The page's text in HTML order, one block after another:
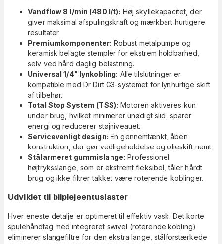
Vandflow 8 l/min (480 l/t): Høj skyllekapacitet, der
giver maksimal afspulingskraft og mærkbart hurtigere
resultater.
Premiumkomponenter: Robust metalpumpe og
keramisk belagte stempler for ekstrem holdbarhed,
selv ved hård daglig belastning.
Universal 1/4" lynkobling: Alle tilslutninger er
kompatible med Dr Dirt G3-systemet for lynhurtige skift
af tilbehør.
Total Stop System (TSS): Motoren aktiveres kun
under brug, hvilket minimerer unødigt slid, sparer
energi og reducerer støjniveauet.
Servicevenligt design: En gennemtænkt, åben
konstruktion, der gør vedligeholdelse og olieskift nemt.
Stålarmeret gummislange: Professionel
højtryksslange, som er ekstremt fleksibel, tåler hårdt
brug og ikke filtrer takket være roterende koblinger.
Udviklet til bilplejeentusiaster
Hver eneste detalje er optimeret til effektiv vask. Det korte
spulehåndtag med integreret swivel (roterende kobling)
eliminerer slangefiltre for den ekstra lange, stålforstærkede